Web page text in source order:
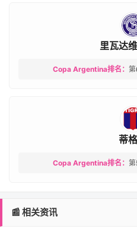
里瓦达
Copa Argentina排名： 第
蒂
Copa Argentina排名： 第
📰 相关资讯